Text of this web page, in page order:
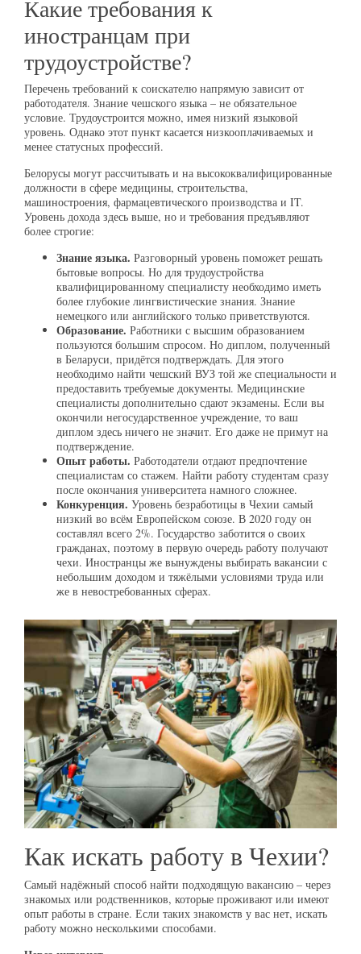
Какие требования к
иностранцам при
трудоустройстве?
Перечень требований к соискателю напрямую зависит от
работодателя. Знание чешского языка – не обязательное
условие. Трудоустроится можно, имея низкий языковой
уровень. Однако этот пункт касается низкооплачиваемых и
менее статусных профессий.
Белорусы могут рассчитывать и на высококвалифицированные
должности в сфере медицины, строительства,
машиностроения, фармацевтического производства и IT.
Уровень дохода здесь выше, но и требования предъявляют
более строгие:
Знание языка. Разговорный уровень поможет решать
бытовые вопросы. Но для трудоустройства
квалифицированному специалисту необходимо иметь
более глубокие лингвистические знания. Знание
немецкого или английского только приветствуются.
Образование. Работники с высшим образованием
пользуются большим спросом. Но диплом, полученный
в Беларуси, придётся подтверждать. Для этого
необходимо найти чешский ВУЗ той же специальности и
предоставить требуемые документы. Медицинские
специалисты дополнительно сдают экзамены. Если вы
окончили негосударственное учреждение, то ваш
диплом здесь ничего не значит. Его даже не примут на
подтверждение.
Опыт работы. Работодатели отдают предпочтение
специалистам со стажем. Найти работу студентам сразу
после окончания университета намного сложнее.
Конкуренция. Уровень безработицы в Чехии самый
низкий во всём Европейском союзе. В 2020 году он
составлял всего 2%. Государство заботится о своих
гражданах, поэтому в первую очередь работу получают
чехи. Иностранцы же вынуждены выбирать вакансии с
небольшим доходом и тяжёлыми условиями труда или
же в невостребованных сферах.
Как искать работу в Чехии?
Самый надёжный способ найти подходящую вакансию – через
знакомых или родственников, которые проживают или имеют
опыт работы в стране. Если таких знакомств у вас нет, искать
работу можно несколькими способами.